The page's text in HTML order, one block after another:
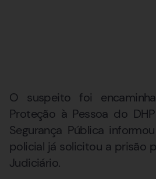
O suspeito foi
Proteção à Pessoa do
Segurança Pública
policial já solicitou a prisão
Judiciário.